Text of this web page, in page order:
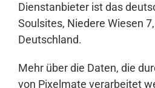
Dienstanbieter ist das
Soulsites, Niedere Wiesen
Deutschland.
Mehr über die Daten, die
von Pixelmate verarbeitet